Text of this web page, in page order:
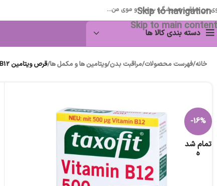
Skip to navigation
Skip to main content
من مراقب همیشگی پوست و موی من...
دسته بندی کالا ها
خانه/فهرست محصولات/مراقبت بدن/ویتامین ها و مکمل ها/قرص ویتامین B12 تاکسوفیت
-16%
تمام شد
ه